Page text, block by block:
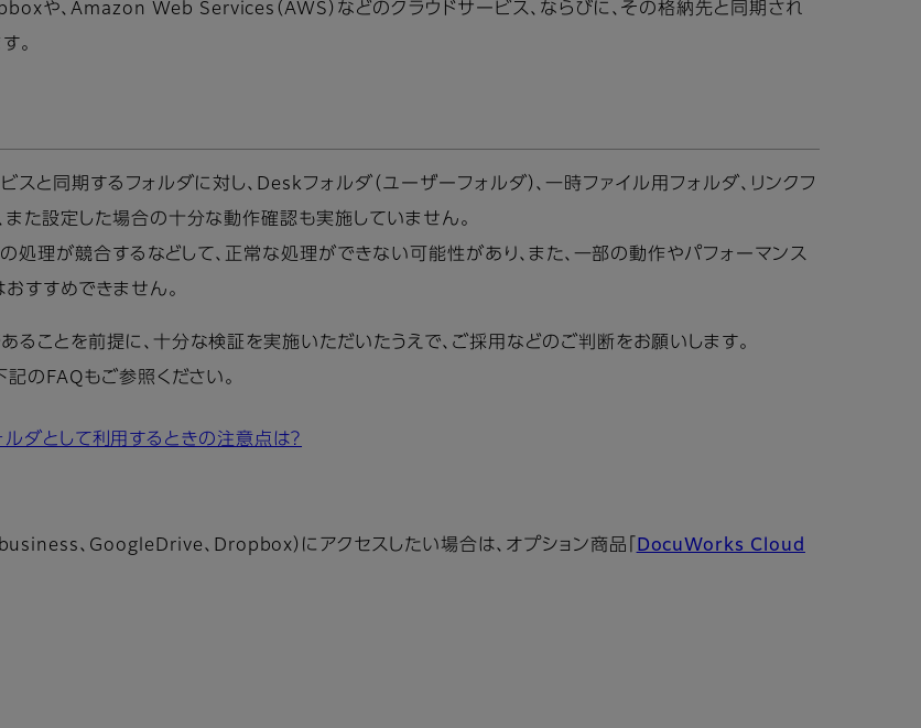
や、Amazon Web Services（AWS）などのクラウドサービス、ならびに、その格納先と同期され
。
と同期するフォルダに対し、Deskフォルダ（ユーザーフォルダ）、一時ファイル用フォルダ、リンクフ
た設定した場合の十分な動作確認も実施していません。
理が競合するなどして、正常な処理ができない可能性があり、また、一部の動作やパフォーマンス
すすめできません。
ことを前提に、十分な検証を実施いただいたうえで、ご採用などのご判断をお願いします。
のFAQもご参照ください。
として利用するときの注意点は？
、GoogleDrive、Dropbox）にアクセスしたい場合は、オプション商品「
DocuWorks Cloud